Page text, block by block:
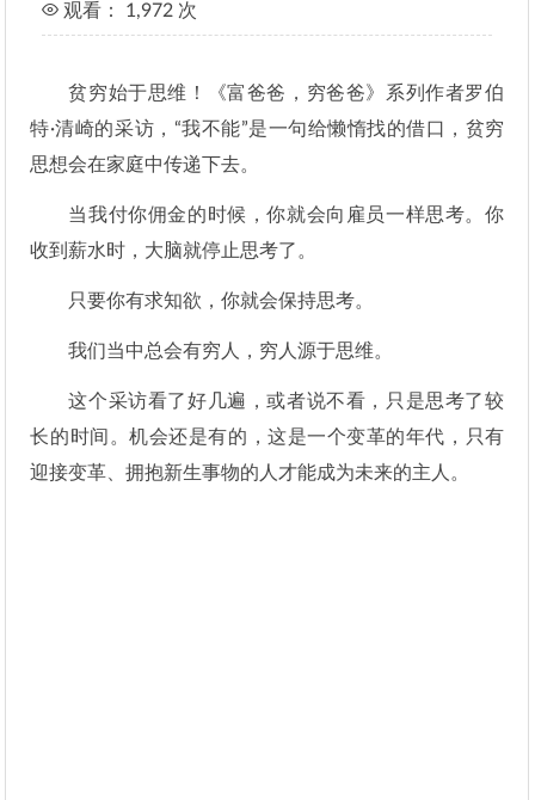
观看： 1,972 次
贫穷始于思维！《富爸爸，穷爸爸》系列作者罗伯
特·清崎的采访，“我不能”是一句给懒惰找的借口，贫穷
思想会在家庭中传递下去。
当我付你佣金的时候，你就会向雇员一样思考。你
收到薪水时，大脑就停止思考了。
只要你有求知欲，你就会保持思考。
我们当中总会有穷人，穷人源于思维。
这个采访看了好几遍，或者说不看，只是思考了较
长的时间。机会还是有的，这是一个变革的年代，只有
迎接变革、拥抱新生事物的人才能成为未来的主人。